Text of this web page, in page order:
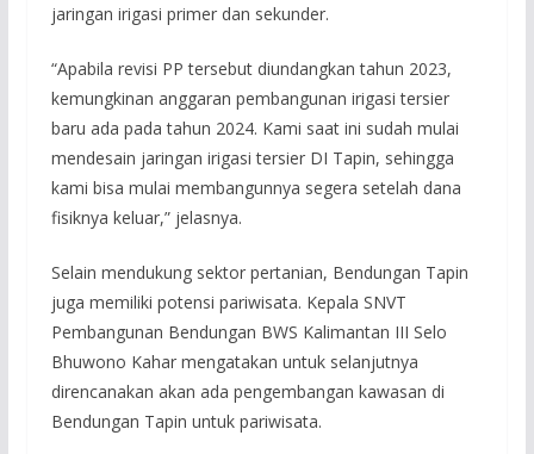
jaringan irigasi primer dan sekunder.
“Apabila revisi PP tersebut diundangkan tahun 2023,
kemungkinan anggaran pembangunan irigasi tersier
baru ada pada tahun 2024. Kami saat ini sudah mulai
mendesain jaringan irigasi tersier DI Tapin, sehingga
kami bisa mulai membangunnya segera setelah dana
fisiknya keluar,” jelasnya.
Selain mendukung sektor pertanian, Bendungan Tapin
juga memiliki potensi pariwisata. Kepala SNVT
Pembangunan Bendungan BWS Kalimantan III Selo
Bhuwono Kahar mengatakan untuk selanjutnya
direncanakan akan ada pengembangan kawasan di
Bendungan Tapin untuk pariwisata.